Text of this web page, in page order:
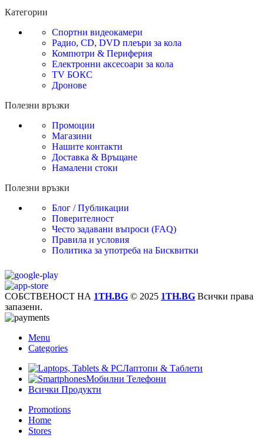
Категории
Спортни видеокамери
Радио, CD, DVD плеъри за кола
Компютри & Периферия
Електронни аксесоари за кола
TV БОКС
Дронове
Полезни връзки
Промоции
Магазини
Нашите контакти
Доставка & Връщане
Намалени стоки
Полезни връзки
Блог / Публикации
Поверителност
Често задавани въпроси (FAQ)
Правила и условия
Политика за употреба на Бисквитки
СОБСТВЕНОСТ НА 1TH.BG © 2025 1TH.BG Всички права
запазени.
Menu
Categories
Лаптопи & Таблети
Мобилни Телефони
Всички Продукти
Promotions
Home
Stores